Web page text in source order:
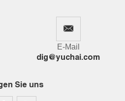
E-Mail
dig@yuchai.com
Sie uns